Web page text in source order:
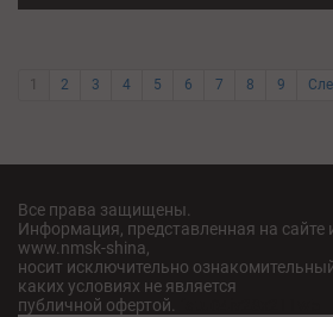
1 2 3 4 5 6 7 8 9
Все права защищены.
Информация, представленная на сайте
www.nmsk-shina,
носит исключительно
каких условиях не является
публичной офертой.